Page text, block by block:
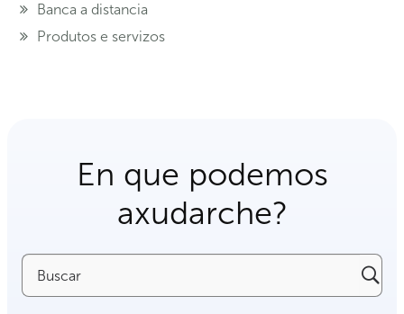
Banca a distancia
Produtos e servizos
En que podemos
axudarche?
Buscar